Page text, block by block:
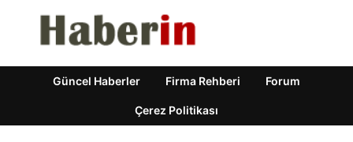
Güncel Haberler Firma Rehberi Forum
Çerez Politikası